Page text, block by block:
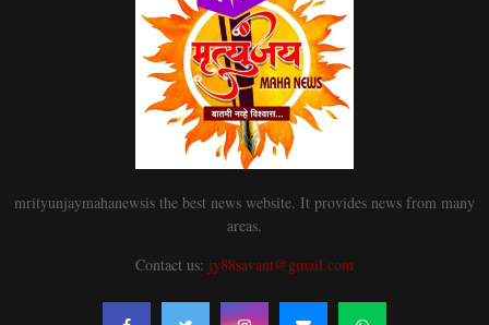
mrityunjaymahanewsis the best news website. It provides news from many
areas.
Contact us: jy88savant@gmail.com